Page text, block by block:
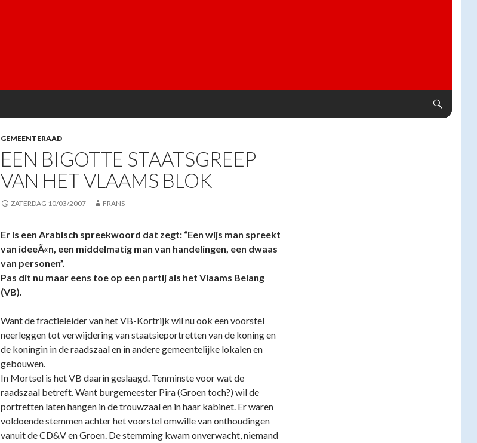
GEMEENTERAAD
EEN BIGOTTE STAATSGREEP
VAN HET VLAAMS BLOK
ZATERDAG 10/03/2007 FRANS
Er is een Arabisch spreekwoord dat zegt: “Een wijs man spreekt
van ideeÃ«n, een middelmatig man van handelingen, een dwaas
van personen”.
Pas dit nu maar eens toe op een partij als het Vlaams Belang
(VB).
Want de fractieleider van het VB-Kortrijk wil nu ook een voorstel
neerleggen tot verwijdering van staatsieportretten van de koning en
de koningin in de raadszaal en in andere gemeentelijke lokalen en
gebouwen.
In Mortsel is het VB daarin geslaagd. Tenminste voor wat de
raadszaal betreft. Want burgemeester Pira (Groen toch?) wil de
portretten laten hangen in de trouwzaal en in haar kabinet. Er waren
voldoende stemmen achter het voorstel omwille van onthoudingen
vanuit de CD&V en Groen. De stemming kwam onverwacht, niemand